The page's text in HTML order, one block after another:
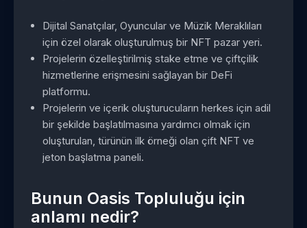
Dijital Sanatçılar, Oyuncular ve Müzik Meraklıları
için özel olarak oluşturulmuş bir NFT pazar yeri.
Projelerin özelleştirilmiş stake etme ve çiftçilik
hizmetlerine erişmesini sağlayan bir DeFi
platformu.
Projelerin ve içerik oluşturucuların herkes için adil
bir şekilde başlatılmasına yardımcı olmak için
oluşturulan, türünün ilk örneği olan çift NFT ve
jeton başlatma paneli.
Bunun Oasis Topluluğu için
anlamı nedir?